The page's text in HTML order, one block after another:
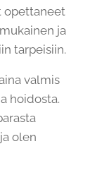
opettaneet
ja
tarpeisiin.
valmis
hoidosta.
olen